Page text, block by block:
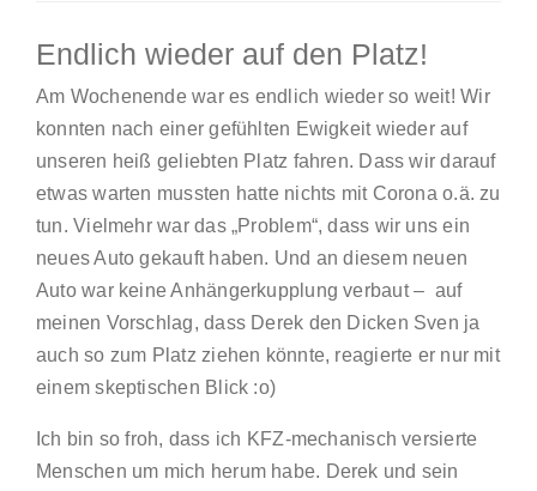
Endlich wieder auf den Platz!
Am Wochenende war es endlich wieder so weit! Wir
konnten nach einer gefühlten Ewigkeit wieder auf
unseren heiß geliebten Platz fahren. Dass wir darauf
etwas warten mussten hatte nichts mit Corona o.ä. zu
tun. Vielmehr war das „Problem“, dass wir uns ein
neues Auto gekauft haben. Und an diesem neuen
Auto war keine Anhängerkupplung verbaut – auf
meinen Vorschlag, dass Derek den Dicken Sven ja
auch so zum Platz ziehen könnte, reagierte er nur mit
einem skeptischen Blick :o)
Ich bin so froh, dass ich KFZ-mechanisch versierte
Menschen um mich herum habe. Derek und sein